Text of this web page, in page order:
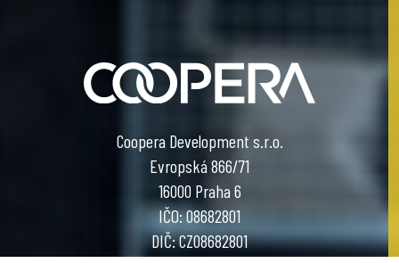
Coopera Development s.r.o.
Evropská 866/71
16000 Praha 6
IČO: 08682801
DIČ: CZ08682801